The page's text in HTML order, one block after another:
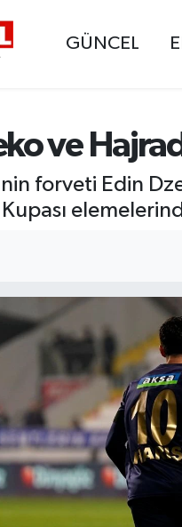
GÜNCEL
ve
forveti Edin
Fikstür